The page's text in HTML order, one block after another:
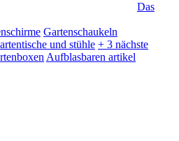
Das
Gartenschaukeln
und stühle + 3 nächste
Aufblasbaren artikel